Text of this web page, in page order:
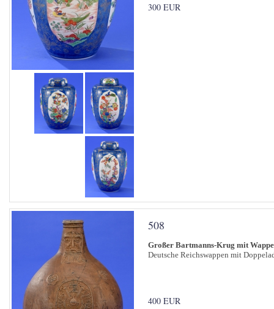
300 EUR
508
Großer Bartmanns-Krug mit
Deutsche Reichswappen mit
400 EUR